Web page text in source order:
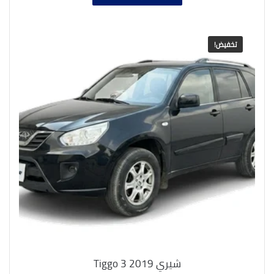
770.000,00 EGP.
تخفيض!
شيري Tiggo 3 2019